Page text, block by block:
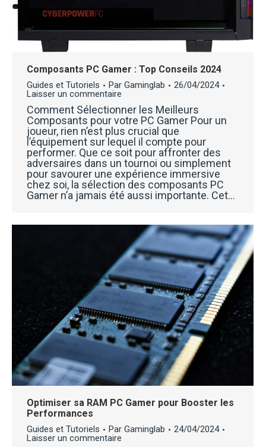
Composants PC Gamer : Top Conseils 2024
Guides et Tutoriels Par Gaminglab
26/04/2024
Laisser un commentaire
Comment Sélectionner les Meilleurs
Composants pour votre PC Gamer Pour un
joueur, rien n’est plus crucial que
l’équipement sur lequel il compte pour
performer. Que ce soit pour affronter des
adversaires dans un tournoi ou simplement
pour savourer une expérience immersive
chez soi, la sélection des composants PC
Gamer n’a jamais été aussi importante. Cet…
Optimiser sa RAM PC Gamer pour Booster les
Performances
Guides et Tutoriels Par Gaminglab
24/04/2024
Laisser un commentaire